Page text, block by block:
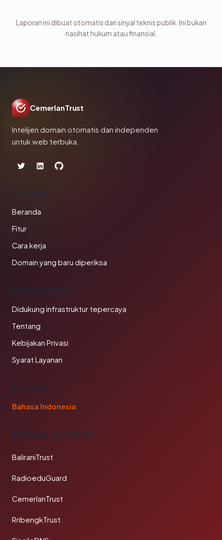
Laporan ini dibuat otomatis dari sinyal teknis publik. Ini bukan
nasihat hukum atau finansial.
CemerlanTrust
Intelijen domain otomatis dan independen
untuk web terbuka.
PRODUK
Beranda
Fitur
Cara kerja
Domain yang baru diperiksa
PERUSAHAAN
Didukung infrastruktur tepercaya
Tentang
Kebijakan Privasi
Syarat Layanan
BAHASA
Bahasa Indonesia
TAUTAN SAHABAT
BaliraniTrust
RadioeduGuard
CemerlanTrust
RribengkTrust